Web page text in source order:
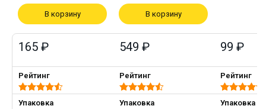
В корзину В корзину
165 ₽ 549 ₽ 99 ₽
Рейтинг Рейтинг Рейтинг
Упаковка
Упаковка
Упаковка